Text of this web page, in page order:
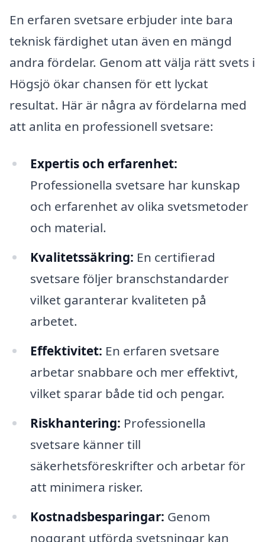
En erfaren svetsare erbjuder inte bara
teknisk färdighet utan även en mängd
andra fördelar. Genom att välja rätt svets i
Högsjö ökar chansen för ett lyckat
resultat. Här är några av fördelarna med
att anlita en professionell svetsare:
Expertis och erfarenhet:
Professionella svetsare har kunskap
och erfarenhet av olika svetsmetoder
och material.
Kvalitetssäkring: En certifierad
svetsare följer branschstandarder
vilket garanterar kvaliteten på
arbetet.
Effektivitet: En erfaren svetsare
arbetar snabbare och mer effektivt,
vilket sparar både tid och pengar.
Riskhantering: Professionella
svetsare känner till
säkerhetsföreskrifter och arbetar för
att minimera risker.
Kostnadsbesparingar: Genom
noggrant utförda svetsningar kan